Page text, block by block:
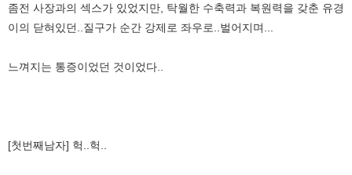
좀전 사장과의 섹스가 있었지만, 탁월한 수축력과 복원력을 갖춘 유경
이의 닫혀있던..질구가 순간 강제로 좌우로..벌어지며...
느껴지는 통증이었던 것이었다..
[첫번째남자] 헉..헉..